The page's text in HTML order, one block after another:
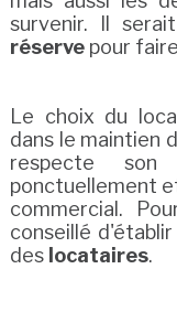
survenir. Il
réservepour
Le choix du
dans le maintien
respecte
ponctuellement
commercial.
conseillé
des locataires.